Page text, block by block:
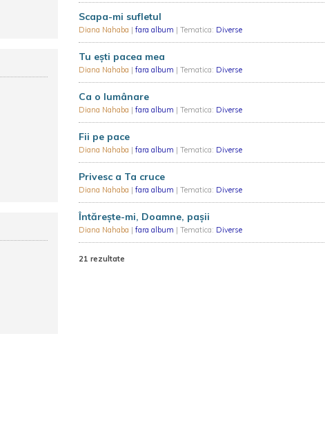
Scapa-mi sufletul
Diana Nahaba | fara album | Tematica: Diverse
Tu ești pacea mea
Diana Nahaba | fara album | Tematica: Diverse
Ca o lumânare
Diana Nahaba | fara album | Tematica: Diverse
Fii pe pace
Diana Nahaba | fara album | Tematica: Diverse
Privesc a Ta cruce
Diana Nahaba | fara album | Tematica: Diverse
Întărește-mi, Doamne, pașii
Diana Nahaba | fara album | Tematica: Diverse
21 rezultate